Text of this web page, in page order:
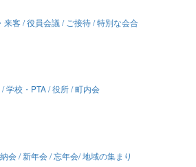
客 / 役員会議 / ご接待 / 特別な会合
学校・PTA / 役所 / 町内会
会 / 新年会 / 忘年会/ 地域の集まり